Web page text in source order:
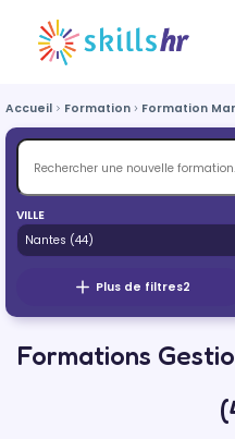
Accueil Formation Formation
VILLE
Plus de filtres2
Formations